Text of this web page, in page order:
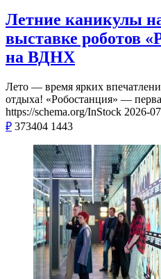
Летние каникулы
выставке роботов
на ВДНХ
Лето — время ярких
отдыха! «Робостанция» —
https://schema.org/InStock 2026-
₽ 373404 1443